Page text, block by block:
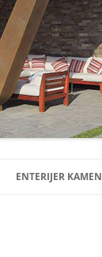
ENTERIJER KAMEN